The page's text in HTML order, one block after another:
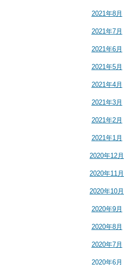
2021年8月
2021年7月
2021年6月
2021年5月
2021年4月
2021年3月
2021年2月
2021年1月
2020年12月
2020年11月
2020年10月
2020年9月
2020年8月
2020年7月
2020年6月